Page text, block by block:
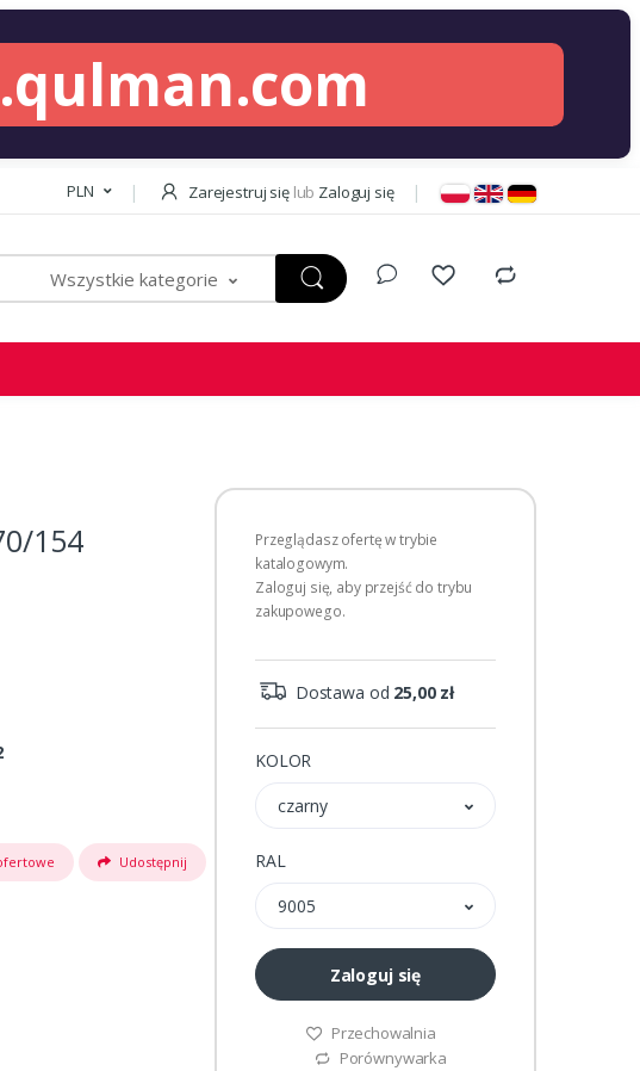
PLN Zarejestruj się lub Zaloguj się
Wszystkie kategorie
154
Udostępnij
Przeglądasz ofertę w trybie
katalogowym.
Zaloguj się, aby przejść do trybu
zakupowego.
Dostawa od 25,00 zł
KOLOR
czarny
RAL
9005
Zaloguj się
Przechowalnia
Porównywarka